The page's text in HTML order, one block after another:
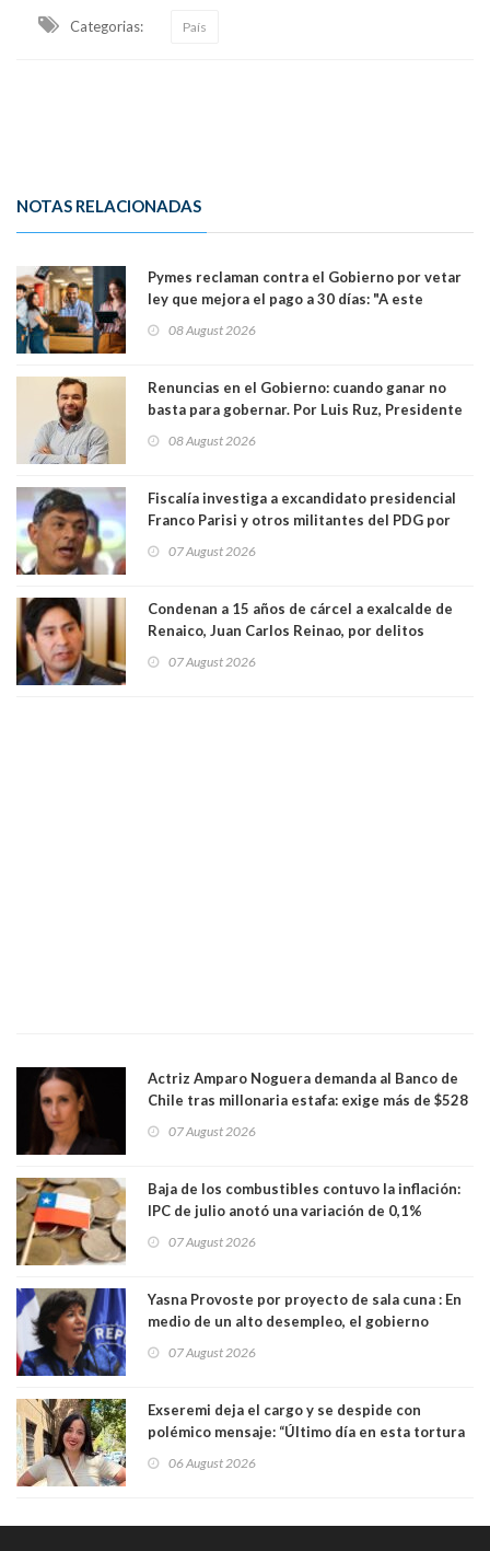
Categorias: País
NOTAS RELACIONADAS
Pymes reclaman contra el Gobierno por vetar
ley que mejora el pago a 30 días: "A este
medianas empresas"
08 August 2026
Renuncias en el Gobierno: cuando ganar no
basta para gobernar. Por Luis Ruz, Presidente
08 August 2026
Fiscalía investiga a excandidato presidencial
Franco Parisi y otros militantes del PDG por
07 August 2026
Condenan a 15 años de cárcel a exalcalde de
Renaico, Juan Carlos Reinao, por delitos
07 August 2026
Actriz Amparo Noguera demanda al Banco de
Chile tras millonaria estafa: exige más de $528
07 August 2026
Baja de los combustibles contuvo la inflación:
IPC de julio anotó una variación de 0,1%
07 August 2026
Yasna Provoste por proyecto de sala cuna : En
medio de un alto desempleo, el gobierno
07 August 2026
Exseremi deja el cargo y se despide con
polémico mensaje: “Último día en esta tortura
06 August 2026